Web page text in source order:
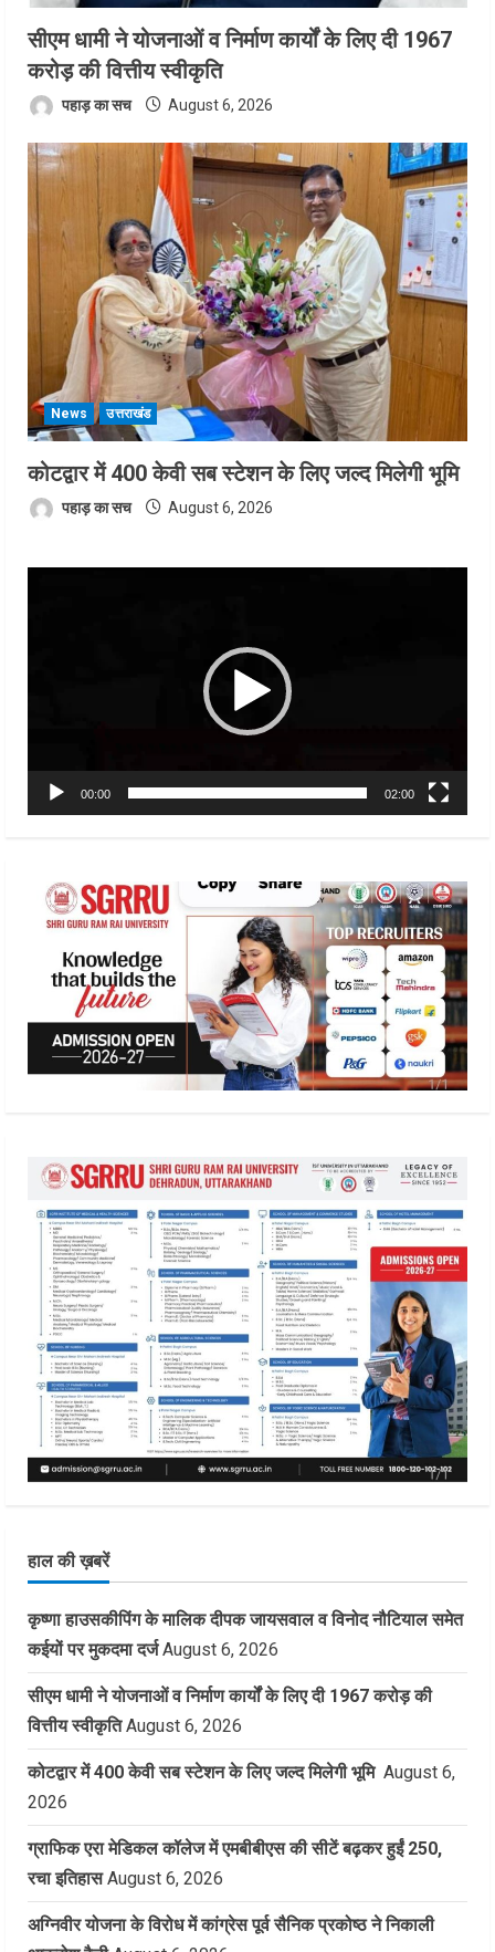
सीएम धामी ने योजनाओं व निर्माण कार्यों के लिए दी 1967
करोड़ की वित्तीय स्वीकृति
पहाड़ का सच August 6, 2026
News उत्तराखंड
कोटद्वार में 400 केवी सब स्टेशन के लिए जल्द मिलेगी भूमि
पहाड़ का सच August 6, 2026
00:00 02:00
हाल की ख़बरें
कृष्णा हाउसकीपिंग के मालिक दीपक जायसवाल व विनोद नौटियाल समेत
कईयों पर मुकदमा दर्ज August 6, 2026
सीएम धामी ने योजनाओं व निर्माण कार्यों के लिए दी 1967 करोड़ की
वित्तीय स्वीकृति August 6, 2026
कोटद्वार में 400 केवी सब स्टेशन के लिए जल्द मिलेगी भूमि August 6,
2026
ग्राफिक एरा मेडिकल कॉलेज में एमबीबीएस की सीटें बढ़कर हुईं 250,
रचा इतिहास August 6, 2026
अग्निवीर योजना के विरोध में कांग्रेस पूर्व सैनिक प्रकोष्ठ ने निकाली